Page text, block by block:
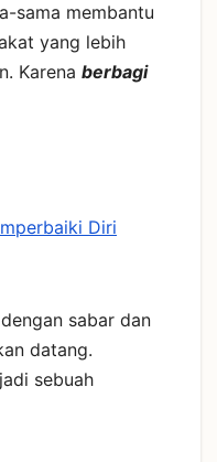
sama membantu
yang lebih
Karena berbagi
Diri
sabar dan
datang.
sebuah